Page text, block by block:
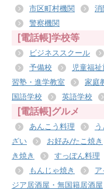
市区町村機関 消
警察機関
[電話帳]学校等
ビジネススクール
予備校
児童福
習塾・進学教室
家庭
国語学校
英語学校
[電話帳]グルメ
あんこう料理
ざい
お好み/たこ焼き
き焼き
すっぽん料理
もんじゃ焼き
ジア居酒屋・無国籍居酒屋